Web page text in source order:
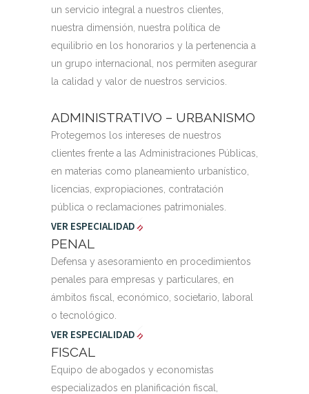
un servicio integral a nuestros clientes,
nuestra dimensión, nuestra política de
equilibrio en los honorarios y la pertenencia a
un grupo internacional, nos permiten asegurar
la calidad y valor de nuestros servicios.
ADMINISTRATIVO – URBANISMO
Protegemos los intereses de nuestros
clientes frente a las Administraciones Públicas,
en materias como planeamiento urbanístico,
licencias, expropiaciones, contratación
pública o reclamaciones patrimoniales.
VER ESPECIALIDAD
PENAL
Defensa y asesoramiento en procedimientos
penales para empresas y particulares, en
ámbitos fiscal, económico, societario, laboral
o tecnológico.
VER ESPECIALIDAD
FISCAL
Equipo de abogados y economistas
especializados en planificación fiscal,